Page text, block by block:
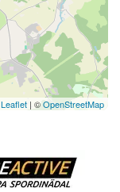
Leaflet | ©OpenStreetMap